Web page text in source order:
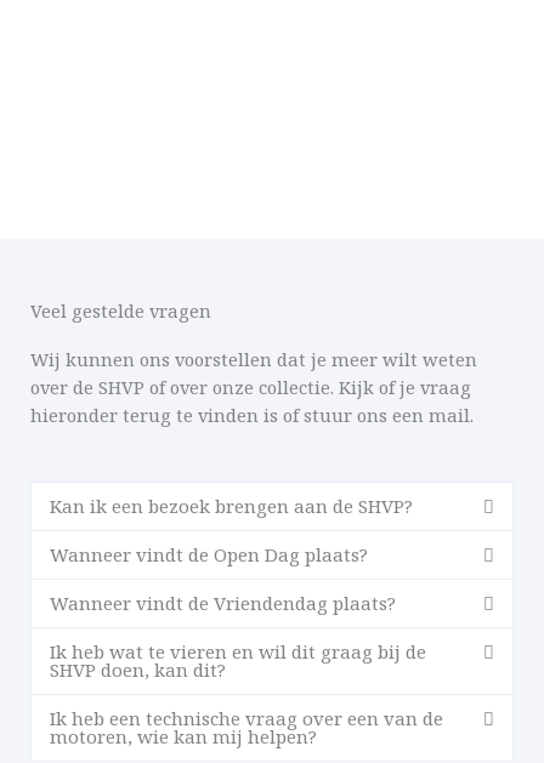
Veel gestelde vragen
Wij kunnen ons voorstellen dat je meer wilt weten
over de SHVP of over onze collectie. Kijk of je vraag
hieronder terug te vinden is of stuur ons een mail.
Kan ik een bezoek brengen aan de SHVP?
Wanneer vindt de Open Dag plaats?
Wanneer vindt de Vriendendag plaats?
Ik heb wat te vieren en wil dit graag bij de
SHVP doen, kan dit?
Ik heb een technische vraag over een van de
motoren, wie kan mij helpen?